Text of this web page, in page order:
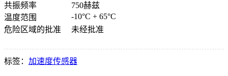
共振频率
750赫兹
温度范围
-10°C + 65°C
危险区域的批准
未经批准
标签： 加速度传感器